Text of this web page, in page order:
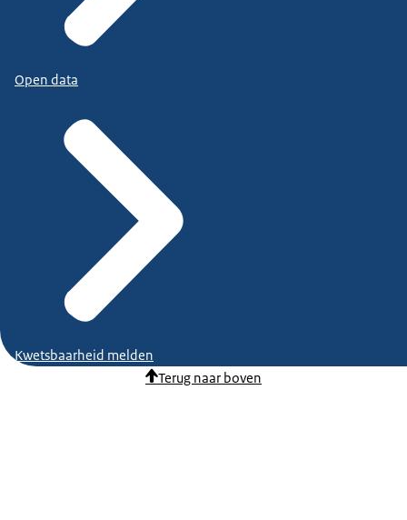
Open data
Kwetsbaarheid melden
Terug naar boven